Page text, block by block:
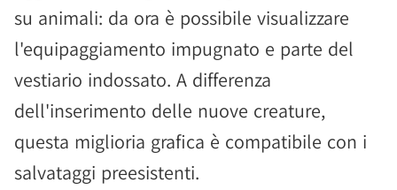
su animali: da ora è possibile visualizzare
l'equipaggiamento impugnato e parte del
vestiario indossato. A differenza
dell'inserimento delle nuove creature,
questa miglioria grafica è compatibile con i
salvataggi preesistenti.